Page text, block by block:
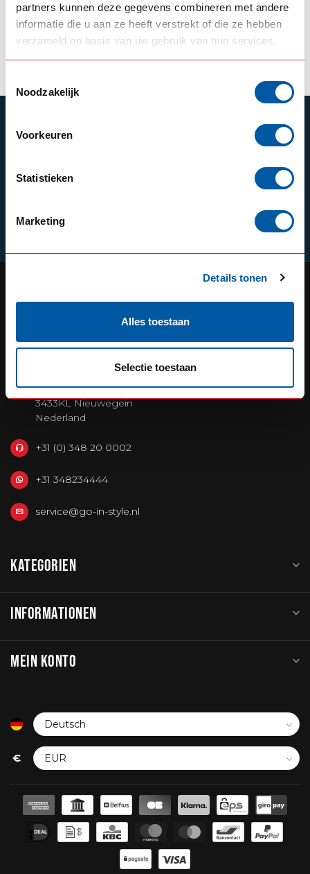
partners kunnen deze gegevens combineren met andere
informatie die u aan ze heeft verstrekt of die ze hebben
verzameld op basis van uw gebruik van hun services.
Noodzakelijk
Voorkeuren
Statistieken
Marketing
Details tonen
Alles toestaan
Selectie toestaan
450,00 Auf Lager
Produkt ansehen
345,00 Backorder
Produkt ansehen
ABONNIEREN SIE UNSEREN NEWSLETTER
Schrijf je in
OUR REPUTATION IS BUILT ON
SERVICE
Defensiedok 12
3433KL Nieuwegein
Nederland
+31 (0) 348 20 0002
+31 348234444
service@go-in-style.nl
KATEGORIEN
INFORMATIONEN
MEIN KONTO
€